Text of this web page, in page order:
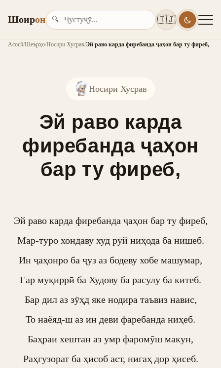
Шоирон 🔍 🇹🇯
Асосӣ/Шеърҳо/Носири Хусрав/Эй раво карда фиребанда ҷаҳон бар ту фиреб,
Носири Хусрав
Эй раво карда
фиребанда ҷаҳон
бар ту фиреб,
Эй раво карда фиребанда ҷаҳон бар ту фиреб,
Мар-туро хондаву худ рӯй ниҳода ба нишеб.
Ин ҷаҳонро ба ҷуз аз бодеву хобе машумар,
Гар муқиррӣ ба Худову ба расулу ба китеб.
Бар дил аз зӯҳд яке нодира таъвиз навис,
То наёяд-ш аз ин деви фаребанда ниҳеб.
Баҳраи хештан аз умр фаромӯш макун,
Раҳгузорат ба ҳисоб аст, нигаҳ дор ҳисеб.